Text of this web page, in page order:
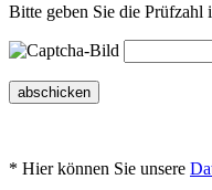
Bitte geben Sie die Prüfzahl
abschicken
* Hier können Sie unsere